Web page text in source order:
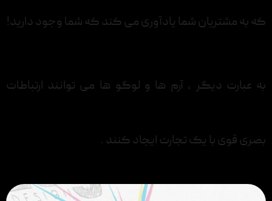
که به مشتریان شما یادآوری می کند که شما وجود دارید!
به عبارت دیگر ، آرم ها و لوگو ها می توانند ارتباطات
بصری قوی با یک تجارت ایجاد کنند .